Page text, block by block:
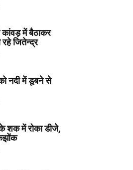
कांवड़ में बैठाकर
जितेन्द्र
नदी में डूबने से
शक में रोका डीजे,